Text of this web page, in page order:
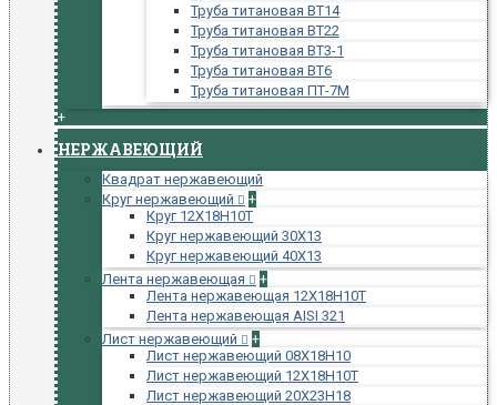
Труба титановая ВТ14
Труба титановая ВТ22
Труба титановая ВТ3-1
Труба титановая ВТ6
Труба титановая ПТ-7М
+
НЕРЖАВЕЮЩИЙ
Квадрат нержавеющий
Круг нержавеющий
+
Круг 12Х18Н10Т
Круг нержавеющий 30Х13
Круг нержавеющий 40Х13
Лента нержавеющая
+
Лента нержавеющая 12Х18Н10Т
Лента нержавеющая AISI 321
Лист нержавеющий
+
Лист нержавеющий 08Х18Н10
Лист нержавеющий 12Х18Н10Т
Лист нержавеющий 20Х23Н18